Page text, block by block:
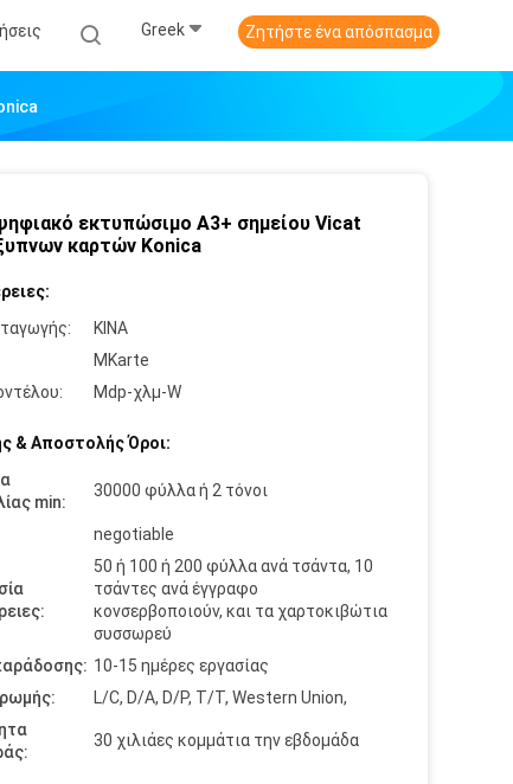
Greek Ζητήστε ένα απόσπασμα
εκτυπώσιμο A3+ σημείου Vicat
καρτών Konica
ΚΙΝΑ
MKarte
Mdp-χλμ-W
& Αποστολής Όροι:
min:
30000 φύλλα ή 2 τόνοι
negotiable
50 ή 100 ή 200 φύλλα ανά τσάντα, 10
τσάντες ανά έγγραφο
κονσερβοποιούν, και τα χαρτοκιβώτια
συσσωρεύ
10-15 ημέρες εργασίας
L/C, D/A, D/P, T/T, Western Union,
30 χιλιάες κομμάτια την εβδομάδα